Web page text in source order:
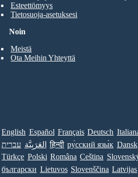
Noin
Meistä
Ota Meihin Yhteyttä
Esteettömyys
Tietosuoja-asetuksesi
English Español Français Deutsch
עברית العَرَبِيَّة हिन्दी ру́сский язы́к Dansk
Türkçe Polski Româna Ceština
български Lietuvos Slovenščina Latvijas